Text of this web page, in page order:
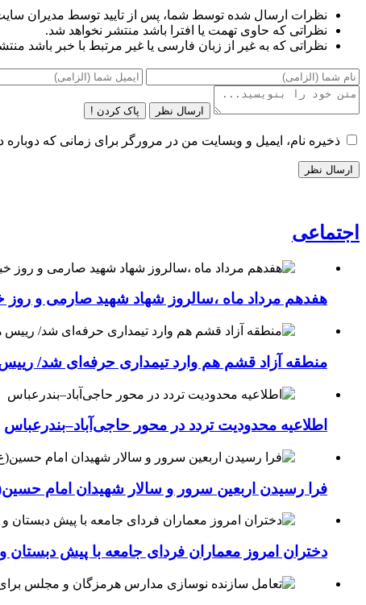
نظرات ارسال شده توسط شما، پس از تایید توسط مدیران
نظراتی که حاوی تهمت یا افترا باشد منتشر نخواهد شد.
نظراتی که به غیر از زبان فارسی یا غیر مرتبط با خبر باشد
ارسال نظر پاک کردن !
ذخیره نام، ایمیل و وبسایت من در مرورگر برای زمانی که
اجتماعی
هفدهم مرداد ماه ،سالروز شهاد شهید صارمی و روز
منطقه آزاد قشم هم وارد تیمداری حرفه‌ای شد/
اطلاعیه محدودیت تردد در محور حاجی‌آباد–بندرعباس
فرا رسیدن اربعین سرور و سالار شهیدان امام
دختران امروز معماران فردای جامعه با پیش دبستان